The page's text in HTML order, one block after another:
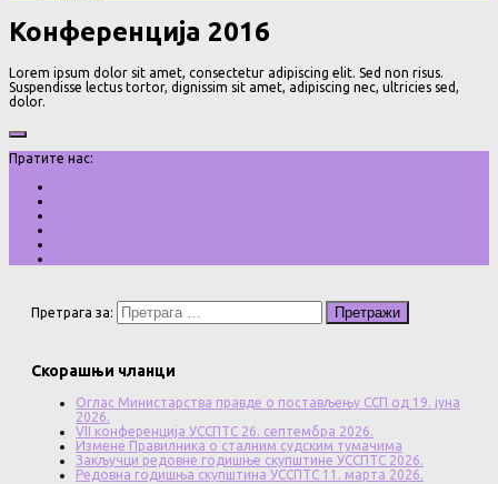
Конференција 2016
Lorem ipsum dolor sit amet, consectetur adipiscing elit. Sed non risus.
Suspendisse lectus tortor, dignissim sit amet, adipiscing nec, ultricies sed,
dolor.
Пратите нас:
Претрага за:
Скорашњи чланци
Оглас Министарства правде о постављењу ССП од 19. јуна
2026.
VII конференција УССПТС 26. септембра 2026.
Измене Правилника о сталним судским тумачима
Закључци редовне годишње скупштине УССПТС 2026.
Редовна годишња скупштина УССПТС 11. марта 2026.